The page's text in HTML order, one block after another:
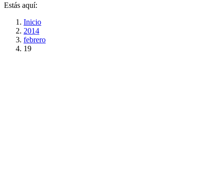
Estás aquí:
Inicio
2014
febrero
19